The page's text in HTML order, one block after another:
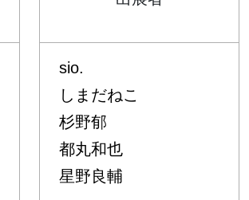
sio.
しまだねこ
杉野郁
都丸和也
星野良輔